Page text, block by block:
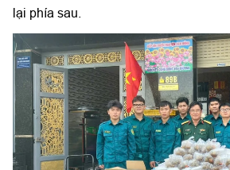
lại phía sau.